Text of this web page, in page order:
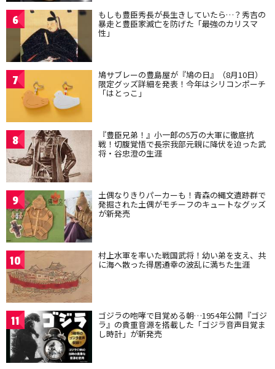
6 もしも豊臣秀長が長生きしていたら…？秀吉の
暴走と豊臣家滅亡を防げた「最強のカリスマ
性」
7 鳩サブレーの豊島屋が『鳩の日』（8月10日）
限定グッズ詳細を発表！今年はシリコンポーチ
「はとっこ」
8 『豊臣兄弟！』小一郎の5万の大軍に徹底抗
戦！切腹覚悟で長宗我部元親に降伏を迫った武
将・谷忠澄の生涯
9 土偶なりきりパーカーも！青森の縄文遺跡群で
発掘された土偶がモチーフのキュートなグッズ
が新発売
10 村上水軍を率いた戦国武将！幼い弟を支え、共
に海へ散った得居通幸の波乱に満ちた生涯
11 ゴジラの咆哮で目覚める朝…1954年公開『ゴジ
ラ』の貴重音源を搭載した「ゴジラ音声目覚ま
し時計」が新発売